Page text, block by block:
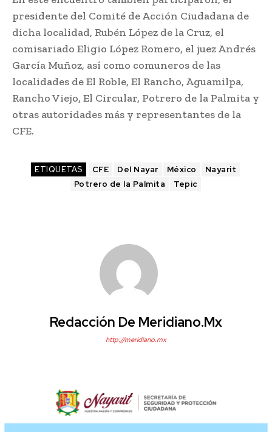
presidente del Comité de Acción Ciudadana de
dicha localidad, Rubén López de la Cruz, el
comisariado Eligio López Romero, el juez Andrés
García Muñoz, así como comuneros de las
localidades de El Roble, El Rancho, Aguamilpa,
Rancho Viejo, El Circular, Potrero de la Palmita y
otras autoridades más y representantes de la
CFE.
ETIQUETAS CFE Del Nayar México
Nayarit
Potrero de la Palmita
Tepic
Redacción De Meridiano.mx
http://meridiano.mx